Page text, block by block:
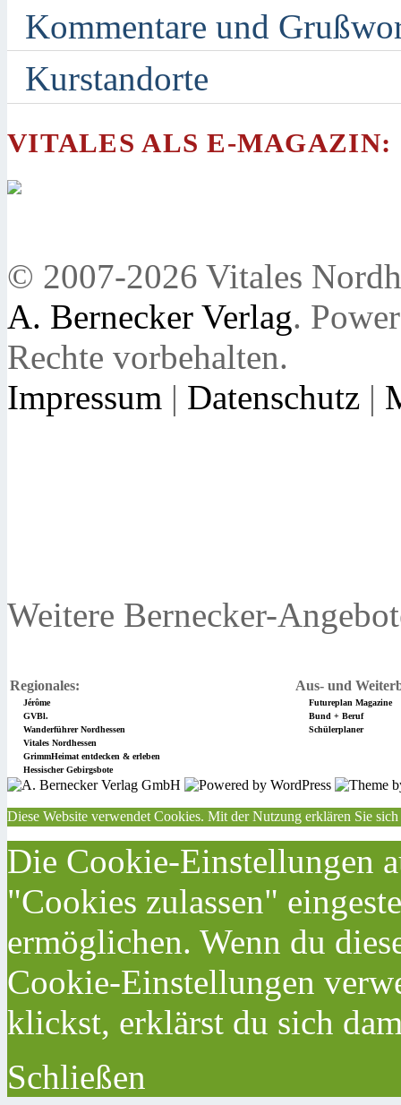
Kommentare und
Kurstandorte
VITALES ALS E-MAGAZIN:
© 2007-2026 Vitales
A. Bernecker Verlag.
Rechte vorbehalten.
Impressum | Datenschutz |
Weitere Bernecker-
Regionales: Aus- und
Jérôme
Futureplan Magazine
GVBl.
Bund + Beruf
Wanderführer Nordhessen
Schülerplaner
Vitales Nordhessen
GrimmHeimat entdecken & erleben
Hessischer Gebirgsbote
Diese Website verwendet Cookies. Mit der Nutzung erklären Sie
Die Cookie-Einstellungen
"Cookies zulassen"
ermöglichen. Wenn du
Cookie-Einstellungen
klickst, erklärst du sich
Schließen